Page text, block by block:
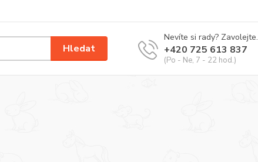
Hledat
Nevíte si rady? Zavolejte.
+420 725 613 837
(Po - Ne, 7 - 22 hod.)